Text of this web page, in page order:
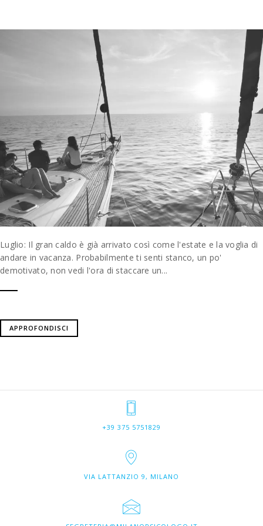
Luglio: Il gran caldo è già arrivato così come l'estate e la voglia di
andare in vacanza. Probabilmente ti senti stanco, un po'
demotivato, non vedi l'ora di staccare un...
APPROFONDISCI
+39 375 5751829
VIA LATTANZIO 9, MILANO